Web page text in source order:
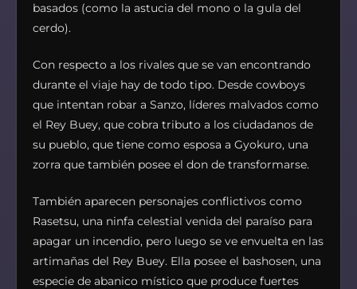
basados (como la astucia del mono o la gula del
cerdo).
Con respecto a los rivales que se van encontrando
durante el viaje hay de todo tipo. Desde cowboys
que intentan robar a Sanzo, líderes malvados como
el Rey Buey, que cobra tributo a los ciudadanos de
su pueblo, que tiene como esposa a Gyokuro, una
zorra que también posee el don de transformarse.
También aparecen personajes conflictivos como
Rasetsu, una ninfa celestial venida del paraíso para
apagar un incendio, pero luego se ve envuelta en las
artimañas del Rey Buey. Ella posee el bashosen, una
especie de abanico místico que produce fuertes